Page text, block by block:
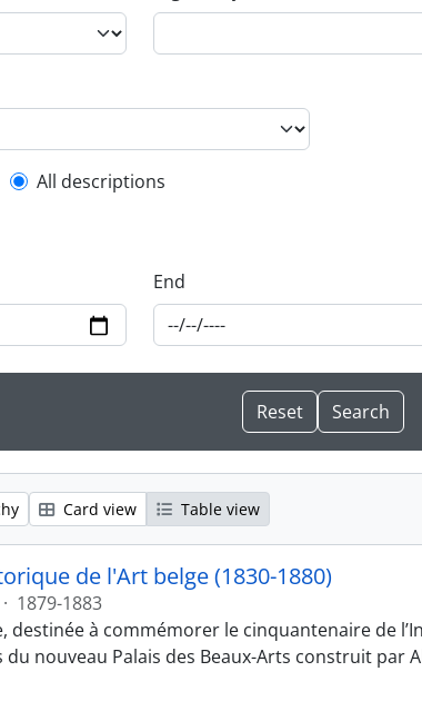
filter
All descriptions
End
Card view Table view
de l'Art belge (1830-1880)
· 1879-1883
destinée à commémorer le cinquantenaire de
du nouveau Palais des Beaux-Arts construit par